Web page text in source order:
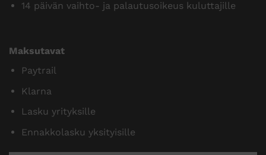
14 päivän vaihto- ja palautusoikeus kuluttajille
Maksutavat
Paytrail
Klarna
Lasku yrityksille
Ennakkolasku yksityisille